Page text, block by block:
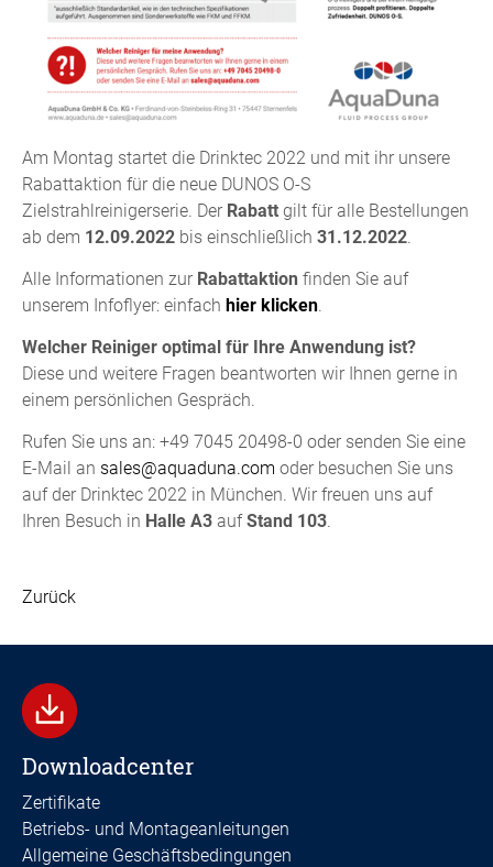
Am Montag startet die Drinktec 2022 und mit ihr unsere
Rabattaktion für die neue DUNOS O-S
Zielstrahlreinigerserie. Der Rabatt gilt für alle Bestellungen
ab dem 12.09.2022 bis einschließlich 31.12.2022.
Alle Informationen zur Rabattaktion finden Sie auf
unserem Infoflyer: einfach hier klicken.
Welcher Reiniger optimal für Ihre Anwendung ist?
Diese und weitere Fragen beantworten wir Ihnen gerne in
einem persönlichen Gespräch.
Rufen Sie uns an: +49 7045 20498-0 oder senden Sie eine
E-Mail an sales@aquaduna.com oder besuchen Sie uns
auf der Drinktec 2022 in München. Wir freuen uns auf
Ihren Besuch in Halle A3 aufStand 103.
Zurück
Downloadcenter
Zertifikate
Betriebs- und Montageanleitungen
Allgemeine Geschäftsbedingungen